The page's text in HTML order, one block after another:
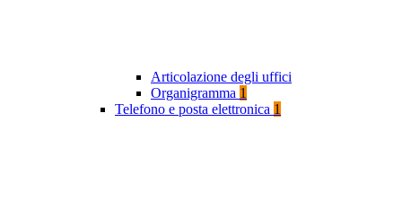
Articolazione degli uffici
Organigramma 1
Telefono e posta elettronica 1